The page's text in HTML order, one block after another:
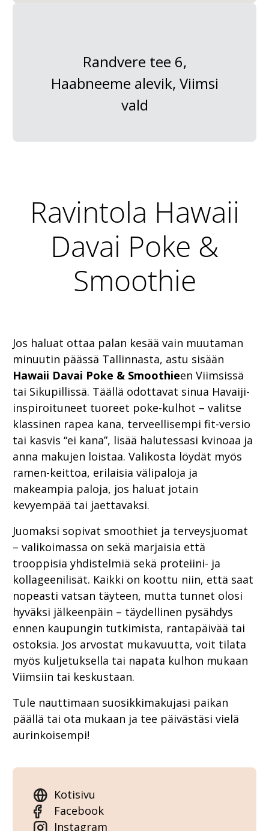
Randvere tee 6,
Haabneeme alevik, Viimsi
vald
Ravintola Hawaii
Davai Poke &
Smoothie
Jos haluat ottaa palan kesää vain muutaman
minuutin päässä Tallinnasta, astu sisään
Hawaii Davai Poke & Smoothieen Viimsissä
tai Sikupillissä. Täällä odottavat sinua Havaiji-
inspiroituneet tuoreet poke-kulhot – valitse
klassinen rapea kana, terveellisempi fit-versio
tai kasvis “ei kana”, lisää halutessasi kvinoaa ja
anna makujen loistaa. Valikosta löydät myös
ramen-keittoa, erilaisia ​​välipaloja ja
makeampia paloja, jos haluat jotain
kevyempää tai jaettavaksi.
Juomaksi sopivat smoothiet ja terveysjuomat
– valikoimassa on sekä marjaisia että
trooppisia yhdistelmiä sekä proteiini- ja
kollageenilisät. Kaikki on koottu niin, että saat
nopeasti vatsan täyteen, mutta tunnet olosi
hyväksi jälkeenpäin – täydellinen pysähdys
ennen kaupungin tutkimista, rantapäivää tai
ostoksia. Jos arvostat mukavuutta, voit tilata
myös kuljetuksella tai napata kulhon mukaan
Viimsiin tai keskustaan.
Tule nauttimaan suosikkimakujasi paikan
päällä tai ota mukaan ja tee päivästäsi vielä
aurinkoisempi!
Kotisivu
Facebook
Instagram